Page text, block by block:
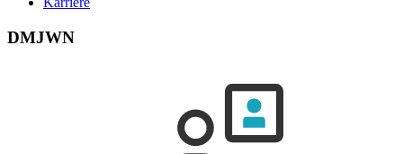
DMJWN